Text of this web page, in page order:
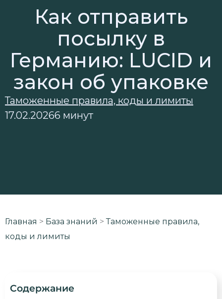
Как отправить
посылку в
Германию: LUCID и
закон об упаковке
Таможенные правила, коды и лимиты
17.02.20266 минут
Главная > База знаний >Таможенные правила,
коды и лимиты
Содержание